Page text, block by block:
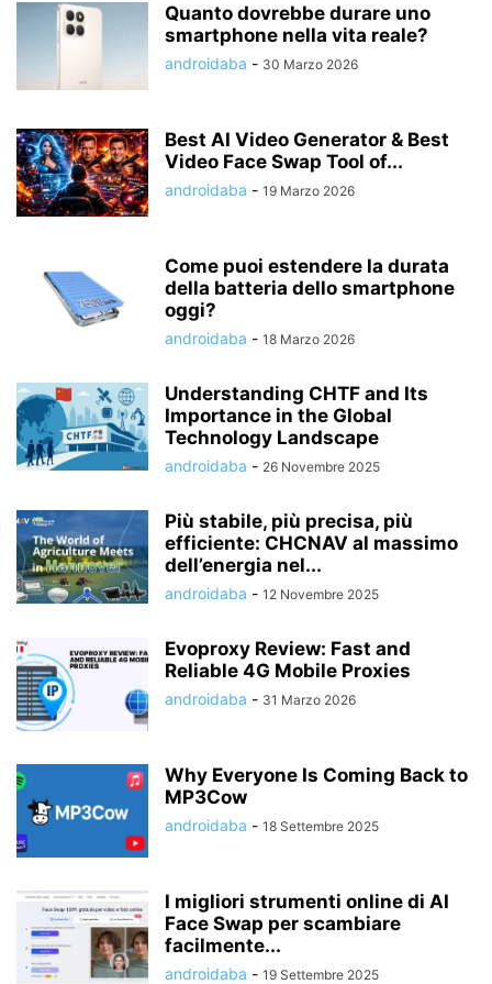
Quanto dovrebbe durare uno
smartphone nella vita reale?
androidaba - 30 Marzo 2026
Best AI Video Generator & Best
Video Face Swap Tool of...
androidaba - 19 Marzo 2026
Come puoi estendere la durata
della batteria dello smartphone
oggi?
androidaba - 18 Marzo 2026
Understanding CHTF and Its
Importance in the Global
Technology Landscape
androidaba - 26 Novembre 2025
Più stabile, più precisa, più
efficiente: CHCNAV al massimo
dell’energia nel...
androidaba - 12 Novembre 2025
Evoproxy Review: Fast and
Reliable 4G Mobile Proxies
androidaba - 31 Marzo 2026
Why Everyone Is Coming Back to
MP3Cow
androidaba - 18 Settembre 2025
I migliori strumenti online di AI
Face Swap per scambiare
facilmente...
androidaba - 19 Settembre 2025